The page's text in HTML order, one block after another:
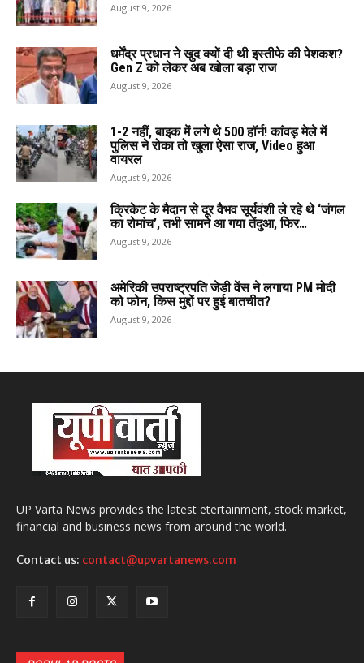
August 9, 2026
धर्मेंद्र प्रधान ने खुद क्यों दी थी इस्तीफे की पेशकश?
Gen Z को लेकर अब खोला बड़ा राज
August 9, 2026
1-2 नहीं, बाइक में लगे थे 500 हॉर्न! कांवड़ मेले में
पुलिस ने रोका तो खुला ऐसा राज, Video हुआ
वायरल
August 9, 2026
क्रिकेट के मैदान से दूर वैभव सूर्यवंशी ले रहे थे ‘जंगल
का रोमांच’, तभी सामने आ गया तेंदुआ, फिर…
August 9, 2026
अमेरिकी उपराष्ट्रपति जेडी वेंस ने लगाया PM मोदी
को फोन, किस मुद्दों पर हुई बातचीत?
August 9, 2026
UP Varta News provides the latest etertainment, stock market,
financial and business news from around the world.
Contact us: contact@upvartanews.com